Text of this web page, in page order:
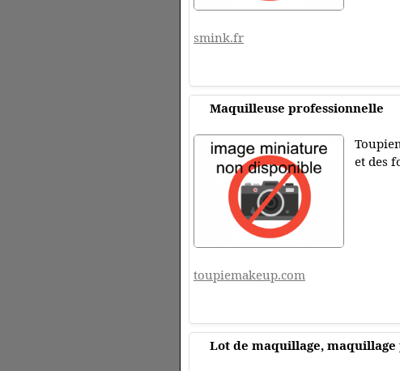
smink.fr
Maquilleuse professionnelle
et des
toupiemakeup.com
Lot de maquillage, maquillage